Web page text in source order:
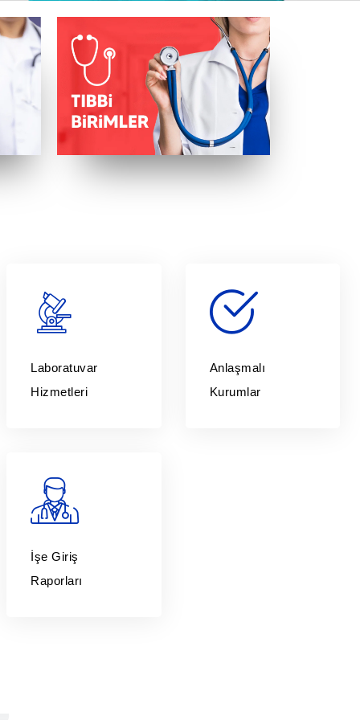
Laboratuvar
Hizmetleri
Anlaşmalı
Kurumlar
İşe Giriş
Raporları